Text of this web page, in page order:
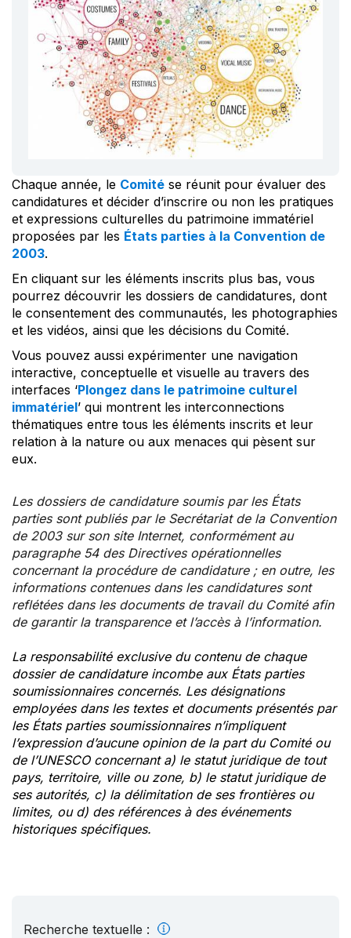
Chaque année, le Comité se réunit pour évaluer des
candidatures et décider d’inscrire ou non les pratiques
et expressions culturelles du patrimoine immatériel
proposées par les États parties à la Convention de
2003.
En cliquant sur les éléments inscrits plus bas, vous
pourrez découvrir les dossiers de candidatures, dont
le consentement des communautés, les photographies
et les vidéos, ainsi que les décisions du Comité.
Vous pouvez aussi expérimenter une navigation
interactive, conceptuelle et visuelle au travers des
interfaces ‘Plongez dans le patrimoine culturel
immatériel’ qui montrent les interconnections
thématiques entre tous les éléments inscrits et leur
relation à la nature ou aux menaces qui pèsent sur
eux.
Les dossiers de candidature soumis par les États
parties sont publiés par le Secrétariat de la Convention
de 2003 sur son site Internet, conformément au
paragraphe 54 des Directives opérationnelles
concernant la procédure de candidature ; en outre, les
informations contenues dans les candidatures sont
reflétées dans les documents de travail du Comité afin
de garantir la transparence et l’accès à l’information.
La responsabilité exclusive du contenu de chaque
dossier de candidature incombe aux États parties
soumissionnaires concernés. Les désignations
employées dans les textes et documents présentés par
les États parties soumissionnaires n’impliquent
l’expression d’aucune opinion de la part du Comité ou
de l’UNESCO concernant a) le statut juridique de tout
pays, territoire, ville ou zone, b) le statut juridique de
ses autorités, c) la délimitation de ses frontières ou
limites, ou d) des références à des événements
historiques spécifiques.
Recherche textuelle :